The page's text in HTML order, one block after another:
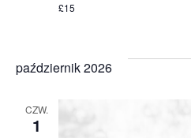
£15
październik 2026
CZW.
1